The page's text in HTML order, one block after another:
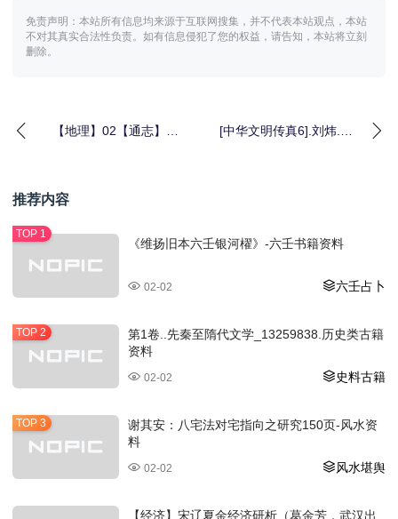
免责声明：本站所有信息均来源于互联网搜集，并不代表本站观点，本站
不对其真实合法性负责。如有信息侵犯了您的权益，请告知，本站将立刻
删除。
【地理】02【通志】山
[中华文明传真6].刘炜.隋
推荐内容
《维扬旧本六壬银河櫂》-六壬书籍资料
六壬占卜
02-02
第1卷..先秦至隋代文学_13259838.历史类古籍
资料
史料古籍
02-02
谢其安：八宅法对宅指向之研究150页-风水资
料
风水堪舆
02-02
【经济】宋辽夏金经济研析（葛金芳，武汉出